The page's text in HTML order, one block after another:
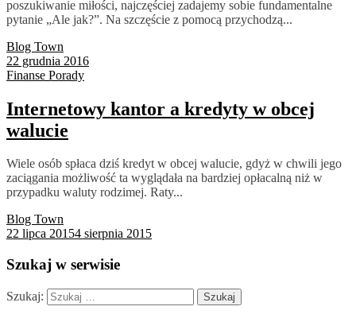
poszukiwanie miłości, najczęściej zadajemy sobie fundamentalne
pytanie „Ale jak?”. Na szczęście z pomocą przychodzą...
Blog Town
22 grudnia 2016
Finanse Porady
Internetowy kantor a kredyty w obcej
walucie
Wiele osób spłaca dziś kredyt w obcej walucie, gdyż w chwili jego
zaciągania możliwość ta wyglądała na bardziej opłacalną niż w
przypadku waluty rodzimej. Raty...
Blog Town
22 lipca 20154 sierpnia 2015
Szukaj w serwisie
Szukaj: